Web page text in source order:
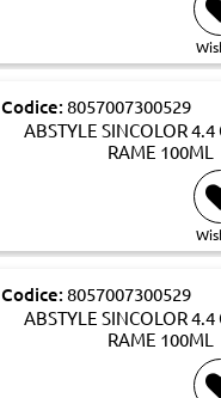
Codice: 8057007300529
ABSTYLE SINCOLOR 4.4
RAME 100ML
Codice: 8057007300529
ABSTYLE SINCOLOR 4.4
RAME 100ML